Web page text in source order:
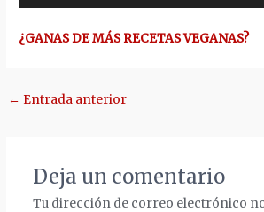
¿GANAS DE MÁS RECETAS VEGANAS?
Navegación
← Entrada anterior
Deja un comentario
Tu dirección de correo electrónico